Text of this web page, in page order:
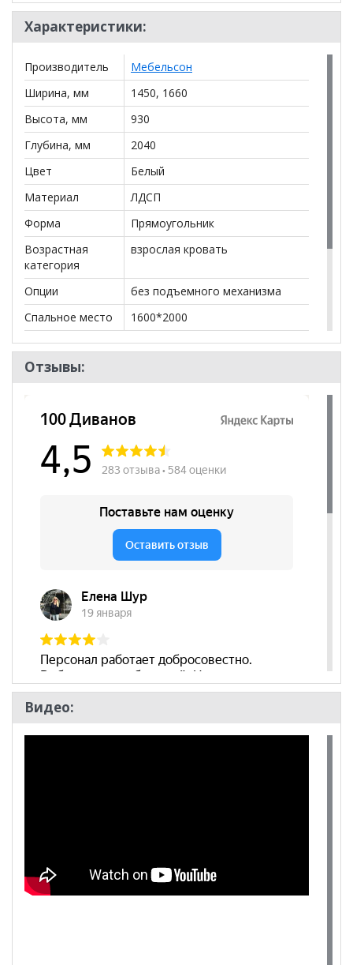
*Дополнительную информацию о том, как купить
Кровать Беллауточняйте у нашего менеджера по
телефону
+79292022735
**Цены на официальном сайте
действительны только для интернет-магазинаи
могут отличаться от цен в розничных магазинах-
салонах сети!
Характеристики:
Производитель
Мебельсон
Ширина, мм
1450, 1660
Высота, мм
930
Глубина, мм
2040
Цвет
Белый
Материал
ЛДСП
Форма
Прямоугольник
Возрастная
категория
взрослая кровать
Опции
без подъемного механизма
Спальное место
1600*2000
Бренд
Мебельсон
Стиль
Пол
Отзывы:
Видео: